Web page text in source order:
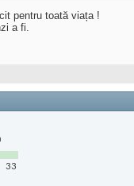
pentru toată viața !
a fi.
33